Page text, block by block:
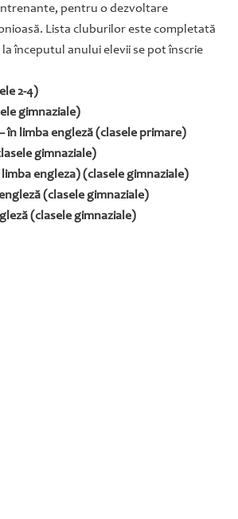
pentru o dezvoltare
Lista cluburilor este completată
începutul anului elevii se pot înscrie
2-4)
gimnaziale)
în limba engleză (clasele primare)
gimnaziale)
engleza)(clasele gimnaziale)
(clasele gimnaziale)
(clasele gimnaziale)